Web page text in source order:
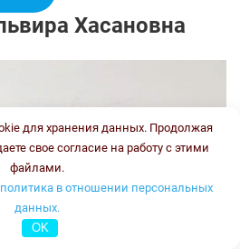
Хасановна
для хранения данных. Продолжая
свое согласие на работу с этими
файлами.
политика в отношении персональных
данных.
OK